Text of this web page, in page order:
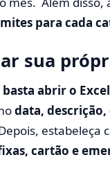
para cada
sua
basta abrir o
data,
estabeleça
cartão e